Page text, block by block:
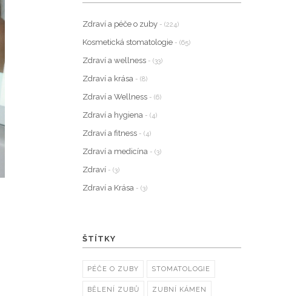
Zdraví a péče o zuby - (224)
Kosmetická stomatologie - (65)
Zdraví a wellness - (33)
Zdraví a krása - (8)
Zdraví a Wellness - (6)
Zdraví a hygiena - (4)
Zdraví a fitness - (4)
Zdraví a medicína - (3)
Zdraví - (3)
Zdraví a Krása - (3)
ŠTÍTKY
PÉČE O ZUBY STOMATOLOGIE
BĚLENÍ ZUBŮ ZUBNÍ KÁMEN